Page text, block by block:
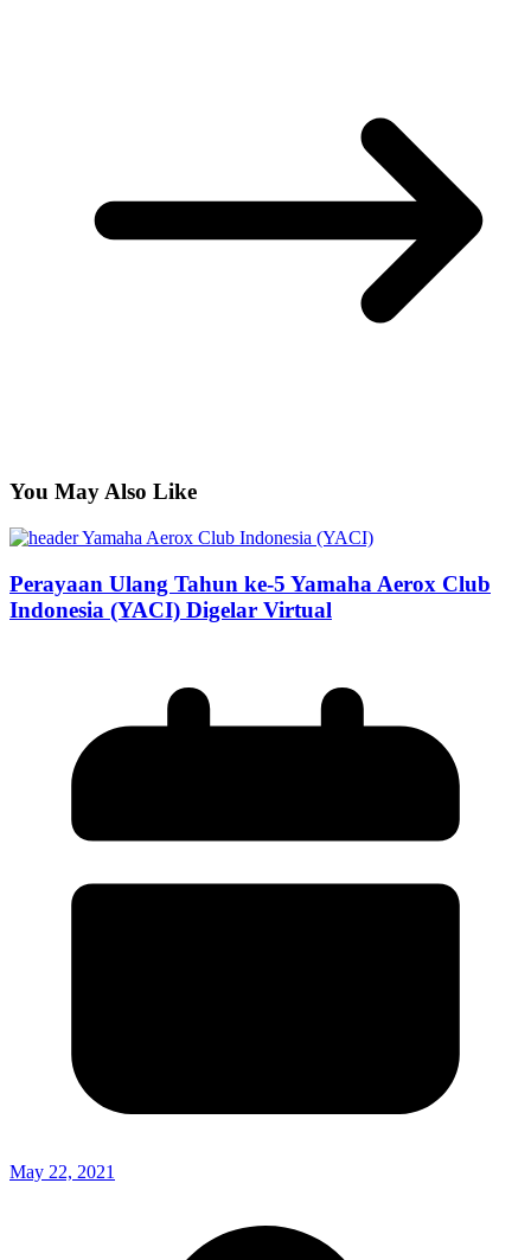
You May Also Like
Perayaan Ulang Tahun ke-5 Yamaha Aerox Club
Indonesia (YACI) Digelar Virtual
May 22, 2021